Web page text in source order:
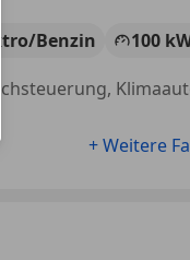
Benzin
100
+ Weitere